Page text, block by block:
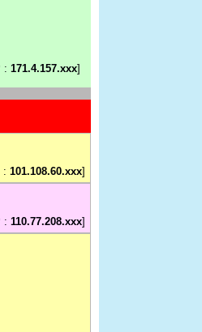
: 171.4.157.xxx]
: 101.108.60.xxx]
: 110.77.208.xxx]